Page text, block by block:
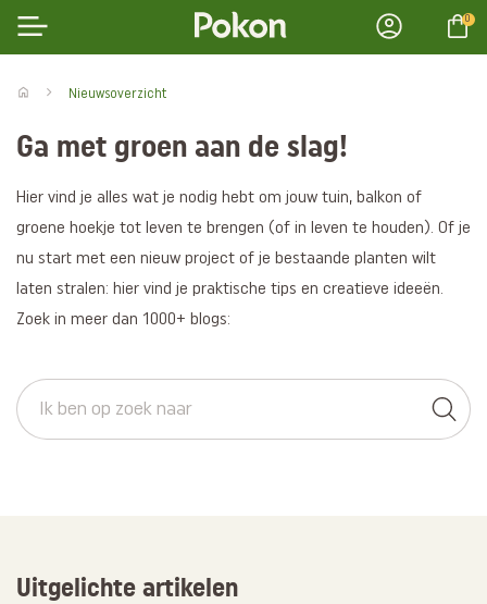
0
Ga met groen aan de slag!
Hier vind je alles wat je nodig hebt om jouw tuin, balkon of
groene hoekje tot leven te brengen (of in leven te houden). Of je
nu start met een nieuw project of je bestaande planten wilt
laten stralen: hier vind je praktische tips en creatieve ideeën.
Zoek in meer dan 1000+ blogs:
Nieuwsoverzicht
Uitgelichte artikelen